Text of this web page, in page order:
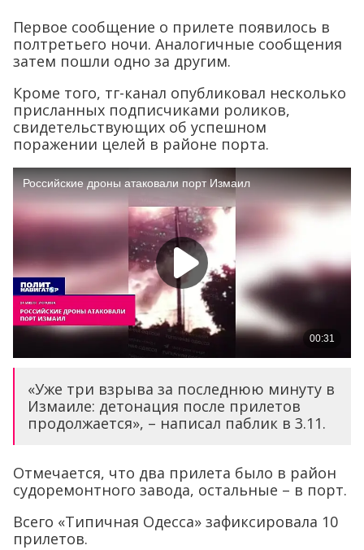
Первое сообщение о прилете появилось в
полтретьего ночи. Аналогичные сообщения
затем пошли одно за другим.
Кроме того, тг-канал опубликовал несколько
присланных подписчиками роликов,
свидетельствующих об успешном
поражении целей в районе порта.
«Уже три взрыва за последнюю минуту в
Измаиле: детонация после прилетов
продолжается», – написал паблик в 3.11.
Отмечается, что два прилета было в район
судоремонтного завода, остальные – в порт.
Всего «Типичная Одесса» зафиксировала 10
прилетов.